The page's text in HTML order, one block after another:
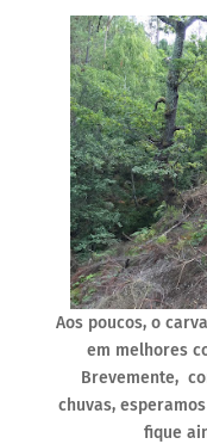
Aos poucos, o
em melhores
Brevemente,
chuvas,
fique